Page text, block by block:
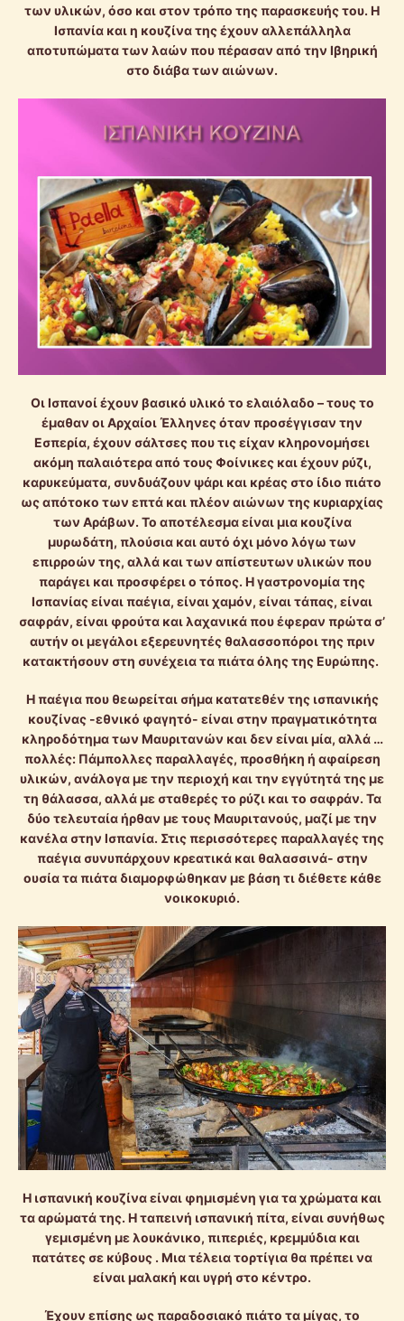
των υλικών, όσο και στον τρόπο της παρασκευής του. Η
Ισπανία και η κουζίνα της έχουν αλλεπάλληλα
αποτυπώματα των λαών που πέρασαν από την Ιβηρική
στο διάβα των αιώνων.
Οι Ισπανοί έχουν βασικό υλικό το ελαιόλαδο – τους το
έμαθαν οι Αρχαίοι Έλληνες όταν προσέγγισαν την
Εσπερία, έχουν σάλτσες που τις είχαν κληρονομήσει
ακόμη παλαιότερα από τους Φοίνικες και έχουν ρύζι,
καρυκεύματα, συνδυάζουν ψάρι και κρέας στο ίδιο πιάτο
ως απότοκο των επτά και πλέον αιώνων της κυριαρχίας
των Αράβων. Το αποτέλεσμα είναι μια κουζίνα
μυρωδάτη, πλούσια και αυτό όχι μόνο λόγω των
επιρροών της, αλλά και των απίστευτων υλικών που
παράγει και προσφέρει ο τόπος. Η γαστρονομία της
Ισπανίας είναι παέγια, είναι χαμόν, είναι τάπας, είναι
σαφράν, είναι φρούτα και λαχανικά που έφεραν πρώτα σ’
αυτήν οι μεγάλοι εξερευνητές θαλασσοπόροι της πριν
κατακτήσουν στη συνέχεια τα πιάτα όλης της Ευρώπης.
Η παέγια που θεωρείται σήμα κατατεθέν της ισπανικής
κουζίνας -εθνικό φαγητό- είναι στην πραγματικότητα
κληροδότημα των Μαυριτανών και δεν είναι μία, αλλά …
πολλές: Πάμπολλες παραλλαγές, προσθήκη ή αφαίρεση
υλικών, ανάλογα με την περιοχή και την εγγύτητά της με
τη θάλασσα, αλλά με σταθερές το ρύζι και το σαφράν. Τα
δύο τελευταία ήρθαν με τους Μαυριτανούς, μαζί με την
κανέλα στην Ισπανία. Στις περισσότερες παραλλαγές της
παέγια συνυπάρχουν κρεατικά και θαλασσινά- στην
ουσία τα πιάτα διαμορφώθηκαν με βάση τι διέθετε κάθε
νοικοκυριό.
Η ισπανική κουζίνα είναι φημισμένη για τα χρώματα και
τα αρώματά της. Η ταπεινή ισπανική πίτα, είναι συνήθως
γεμισμένη με λουκάνικο, πιπεριές, κρεμμύδια και
πατάτες σε κύβους . Μια τέλεια τορτίγια θα πρέπει να
είναι μαλακή και υγρή στο κέντρο.
Έχουν επίσης ως παραδοσιακό πιάτο τα μίγας, το